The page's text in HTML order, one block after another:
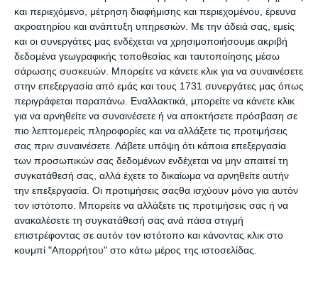
και περιεχόμενο, μέτρηση διαφήμισης και περιεχομένου, έρευνα
ακροατηρίου και ανάπτυξη υπηρεσιών. Με την άδειά σας, εμείς
και οι συνεργάτες μας ενδέχεται να χρησιμοποιήσουμε ακριβή
δεδομένα γεωγραφικής τοποθεσίας και ταυτοποίησης μέσω
σάρωσης συσκευών. Μπορείτε να κάνετε κλικ για να συναινέσετε
στην επεξεργασία από εμάς και τους 1731 συνεργάτες μας όπως
περιγράφεται παραπάνω. Εναλλακτικά, μπορείτε να κάνετε κλικ
για να αρνηθείτε να συναινέσετε ή να αποκτήσετε πρόσβαση σε
πιο λεπτομερείς πληροφορίες και να αλλάξετε τις προτιμήσεις
σας πριν συναινέσετε. Λάβετε υπόψη ότι κάποια επεξεργασία
των προσωπικών σας δεδομένων ενδέχεται να μην απαιτεί τη
συγκατάθεσή σας, αλλά έχετε το δικαίωμα να αρνηθείτε αυτήν
την επεξεργασία. Οι προτιμήσεις σαςθα ισχύουν μόνο για αυτόν
τον ιστότοπο. Μπορείτε να αλλάξετε τις προτιμήσεις σας ή να
ανακαλέσετε τη συγκατάθεσή σας ανά πάσα στιγμή
επιστρέφοντας σε αυτόν τον ιστότοπο και κάνοντας κλικ στο
κουμπί "Απορρήτου" στο κάτω μέρος της ιστοσελίδας.
Επιβεβαίωση κωδικού: